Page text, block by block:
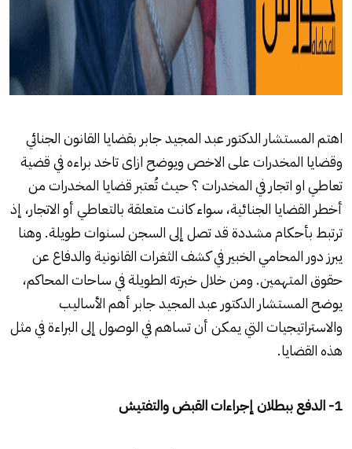
اهتم المستشار الدكتور عبد المجيد جابر بقضايا القانون الجنائي
وقضايا المخدرات على الاخص ويوضح ازاى تاخد براءه في قضية
تعاطي او اتجار في المخدرات ؟ حيث تُعتبر قضايا المخدرات من
أخطر القضايا الجنائية، سواء كانت متعلقة بالتعاطي أو الاتجار، إذ
ترتبط بأحكام مشددة قد تصل إلى السجن لسنوات طويلة. وهنا
يبرز دور المحامي الخبير في كشف الثغرات القانونية والدفاع عن
حقوق المتهمين. ومن خلال خبرته الطويلة في ساحات المحاكم،
يوضح المستشار الدكتور عبد المجيد جابر أهم الأساليب
والاستراتيجيات التي يمكن أن تساهم في الوصول إلى البراءة في مثل
هذه القضايا.
1- الدفع ببطلان إجراءات القبض والتفتيش